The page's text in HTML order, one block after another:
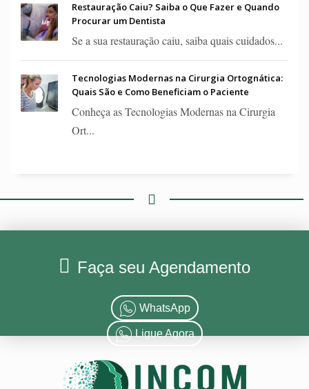
Restauração Caiu? Saiba o Que Fazer e Quando
Procurar um Dentista
Se a sua restauração caiu, saiba quais cuidados...
Tecnologias Modernas na Cirurgia Ortognática:
Quais São e Como Beneficiam o Paciente
Conheça as Tecnologias Modernas na Cirurgia
Ort...
Faça seu Agendamento
WhatsApp
Ligue Agora